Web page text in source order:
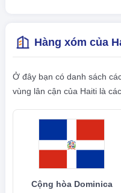
Hàng xóm của
Ở đây bạn có danh sách
vùng lân cận của Haiti là
Cộng hòa Dominica